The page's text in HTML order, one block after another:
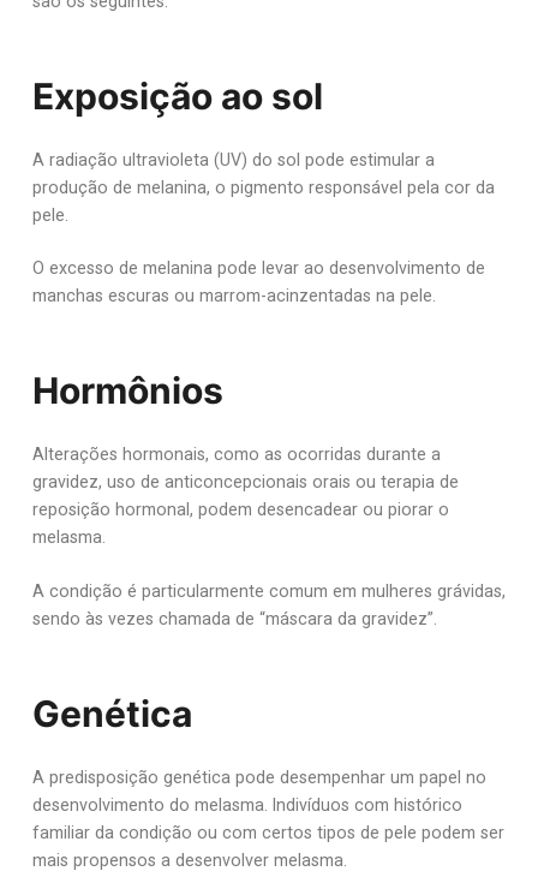
Exposição ao sol
A radiação ultravioleta (UV) do sol pode estimular a
produção de melanina, o pigmento responsável pela cor da
pele.
O excesso de melanina pode levar ao desenvolvimento de
manchas escuras ou marrom-acinzentadas na pele.
Hormônios
Alterações hormonais, como as ocorridas durante a
gravidez, uso de anticoncepcionais orais ou terapia de
reposição hormonal, podem desencadear ou piorar o
melasma.
A condição é particularmente comum em mulheres grávidas,
sendo às vezes chamada de “máscara da gravidez”.
Genética
A predisposição genética pode desempenhar um papel no
desenvolvimento do melasma. Indivíduos com histórico
familiar da condição ou com certos tipos de pele podem ser
mais propensos a desenvolver melasma.